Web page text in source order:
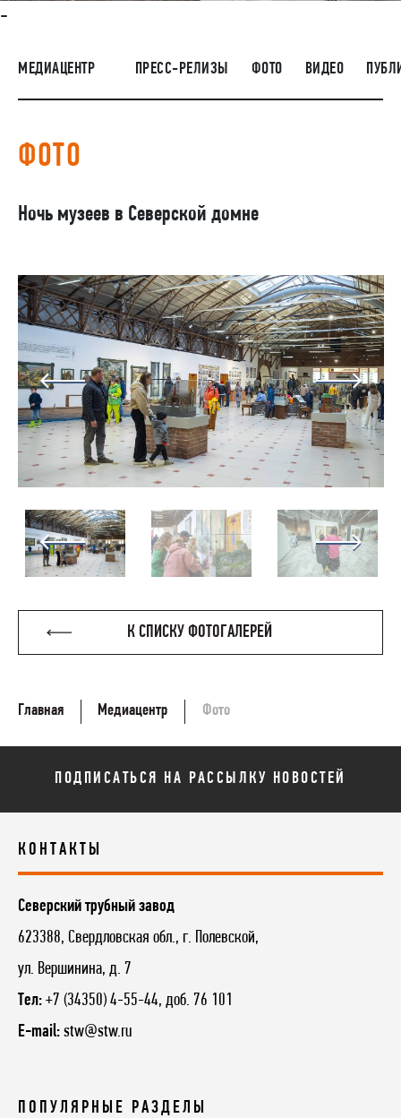
ОКРУЖАЮЩАЯ СРЕДА
МЕДИАЦЕНТР
-
МЕДИАЦЕНТР ПРЕСС-РЕЛИЗЫ ФОТО ВИДЕО
ФОТО
Ночь музеев в Северской домне
К СПИСКУ ФОТОГАЛЕРЕЙ
Главная Медиацентр Фото
ПОДПИСАТЬСЯ НА РАССЫЛКУ НОВОСТЕЙ
КОНТАКТЫ
Северский трубный завод
623388, Свердловская обл., г. Полевской,
ул. Вершинина, д. 7
Тел: +7 (34350) 4-55-44, доб. 76 101
E-mail: stw@stw.ru
ПОПУЛЯРНЫЕ РАЗДЕЛЫ